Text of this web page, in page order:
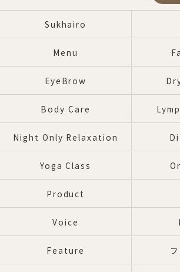
Sukhairo
Menu
EyeBrow
Body Care
Night Only Relaxation
Yoga Class
Product
Voice
Feature